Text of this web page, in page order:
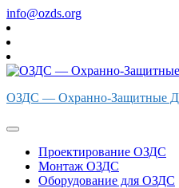
Перейти
к
содержимому
info@ozds.org
ОЗДС — Охранно-Защитные
Проектирование ОЗДС
Монтаж ОЗДС
Оборудование для ОЗДС